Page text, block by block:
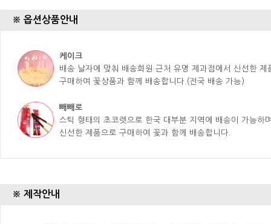
※ 옵션상품안내
케이크
배송 날자에 맞춰 배송화원 근처 유명 제과점에서 신선한 제
구매하여 꽃상품과 함께 배송합니다.(전국 배송 가능)
빼빼로
스틱 형태의 초코렛으로 한국 대부분 지역에 배송이 가능하
신선한 제품으로 구매하여 꽃과 함께 배송합니다.
※ 제작안내